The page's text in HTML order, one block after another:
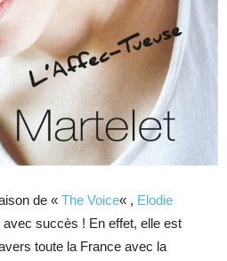
de « The Voice« , Elodie
succès ! En effet, elle est
toute la France avec la